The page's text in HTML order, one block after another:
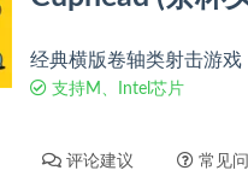
经典横版卷轴类射击游戏
支持M、Intel芯片
评论建议 常见